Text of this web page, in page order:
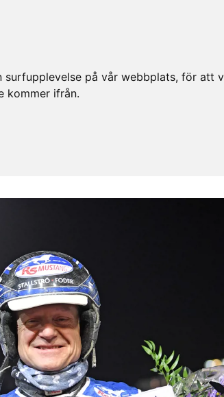
på vår webbplats, för att
kommer ifrån.